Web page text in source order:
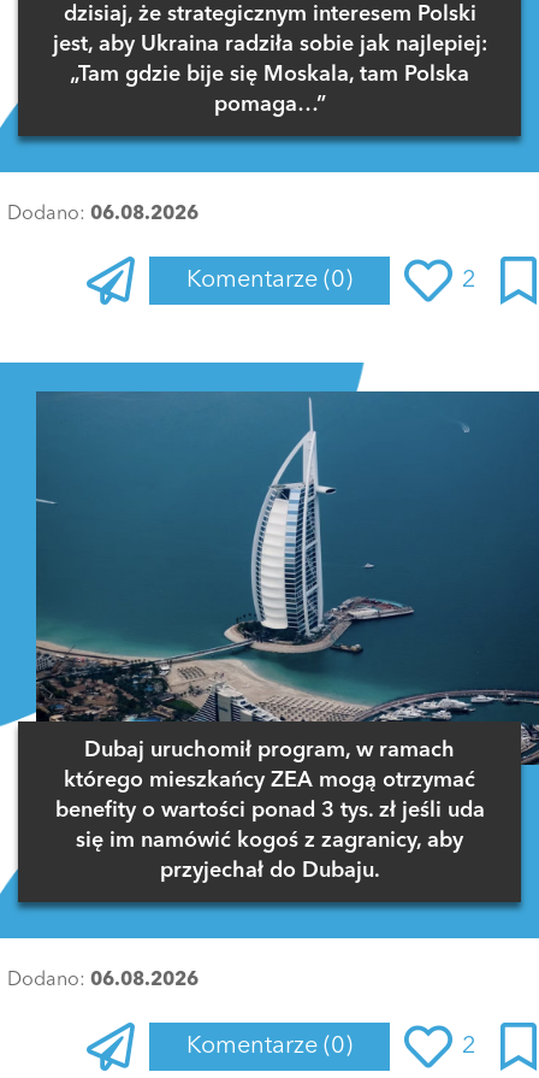
dzisiaj, że strategicznym interesem Polski
jest, aby Ukraina radziła sobie jak najlepiej:
„Tam gdzie bije się Moskala, tam Polska
pomaga…”
Dodano: 06.08.2026
Komentarze (0) 2
Dubaj uruchomił program, w ramach
którego mieszkańcy ZEA mogą otrzymać
benefity o wartości ponad 3 tys. zł jeśli uda
się im namówić kogoś z zagranicy, aby
przyjechał do Dubaju.
Dodano: 06.08.2026
Komentarze (0) 2